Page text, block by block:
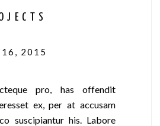
16, 2015
pro, has offendit
ex, per at accusam
suscipiantur his. Labore